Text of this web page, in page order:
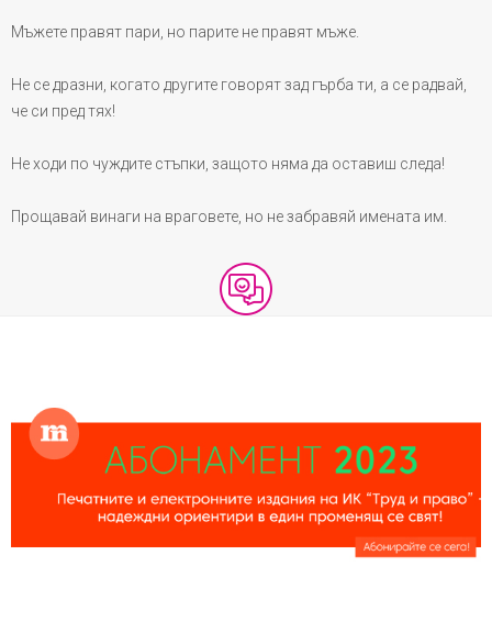
Мъжете правят пари, но парите не правят мъже.
Не се дразни, когато другите говорят зад гърба ти, а се радвай,
че си пред тях!
Не ходи по чуждите стъпки, защото няма да оставиш следа!
Прощавай винаги на враговете, но не забравяй имената им.